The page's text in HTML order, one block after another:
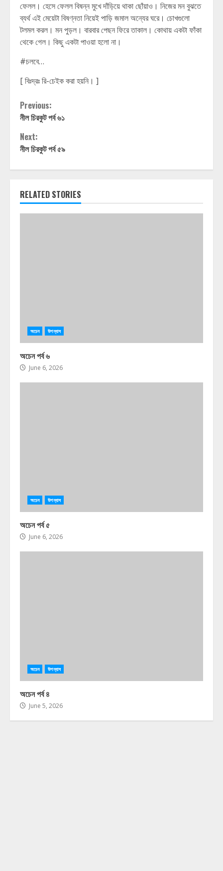
ফেলল। হেসে ফেলল বিষন্ন মুখে দাঁড়িয়ে থাকা ছোঁয়াও। নিজের মন বুঝতে
ব্যর্থ এই মেয়েটা বিষণ্নতা নিয়েই পাড়ি জমাল অন্যের ঘরে। চোখগুলো
টলমল করল। মন পুড়ল। বারবার পেছন ফিরে তাকাল। কোথায় একটা ফাঁকা
থেকে গেল। কিছু একটা পাওয়া হলো না।
#চলবে…
[ বিঃদ্রঃ রি-চেইক করা হয়নি। ]
Continue
Reading
Previous:
নীল চিরকুট পর্ব ৬১
Next:
নীল চিরকুট পর্ব ৫৯
RELATED STORIES
অচেন উপন্যাস
অচেন পর্ব ৬
June 6, 2026
অচেন উপন্যাস
অচেন পর্ব ৫
June 6, 2026
অচেন উপন্যাস
অচেন পর্ব ৪
June 5, 2026